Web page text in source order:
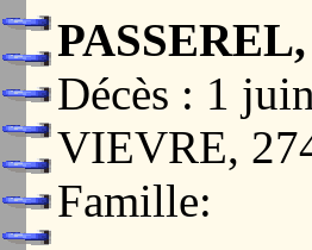
Décès : 1
VIEVRE,
Famille: